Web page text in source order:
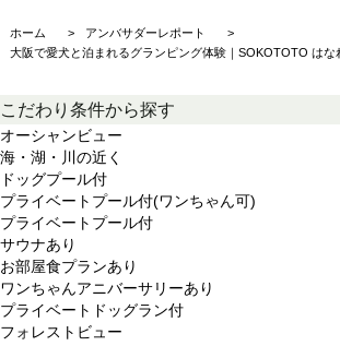
ホーム
アンバサダーレポート
大阪で愛犬と泊まれるグランピング体験｜SOKOTOTO はな
こだわり条件から探す
オーシャンビュー
海・湖・川の近く
ドッグプール付
プライベートプール付(ワンちゃん可)
プライベートプール付
サウナあり
お部屋食プランあり
ワンちゃんアニバーサリーあり
プライベートドッグラン付
フォレストビュー